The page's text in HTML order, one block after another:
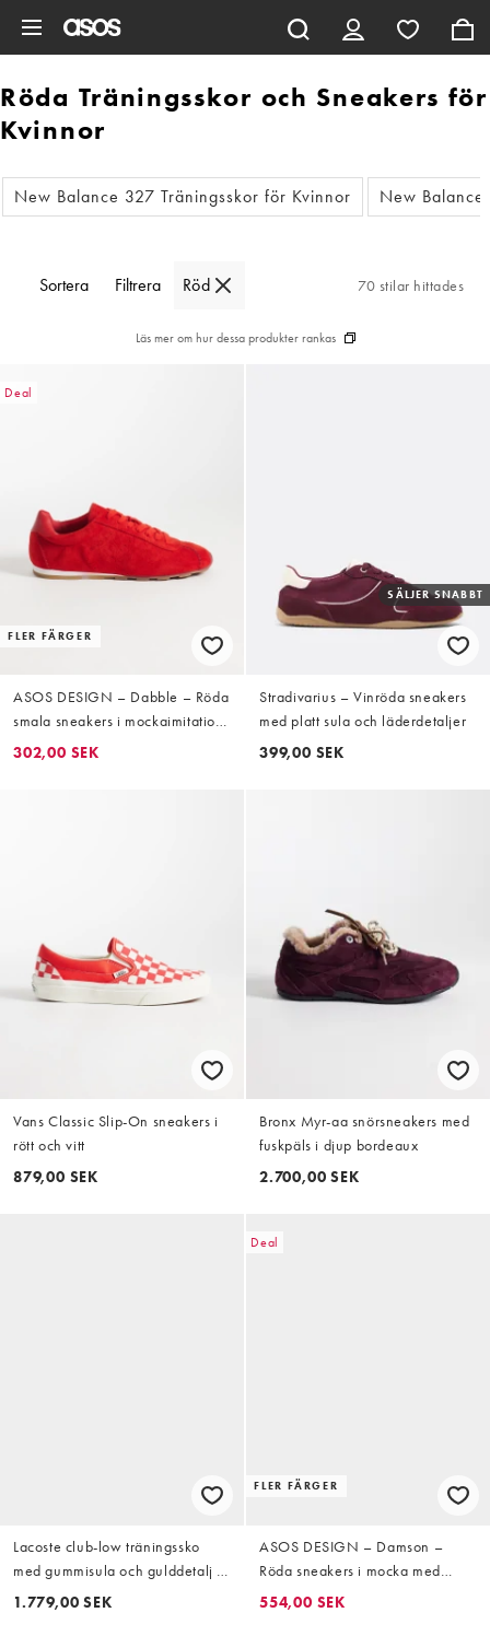
Röda Träningsskor och Sneakers för
Kvinnor
New Balance 327 Träningsskor för Kvinnor New
Sortera Filtrera Röd 70 stilar hittades
Läs mer om hur dessa produkter rankas
Deal
FLER FÄRGER
ASOS DESIGN – Dabble – Röda
smala sneakers i mockaimitation
med snörning
302,00 SEK
SÄLJER SNABBT
Stradivarius – Vinröda sneakers
med platt sula och läderdetaljer
399,00 SEK
Vans Classic Slip-On sneakers i
rött och vitt
879,00 SEK
Bronx Myr-aa snörsneakers med
fuskpäls i djup bordeaux
2.700,00 SEK
Lacoste club-low träningssko
med gummisula och gulddetalj i
burgundy
1.779,00 SEK
Deal
FLER FÄRGER
ASOS DESIGN – Damson –
Röda sneakers i mocka med
dolda kilklackar
554,00 SEK